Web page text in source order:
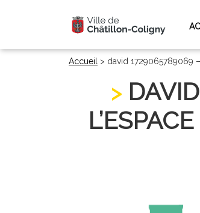
Accueil > david 1729065789069